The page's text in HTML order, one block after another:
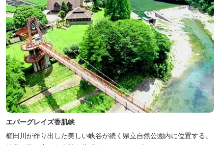
エバーグレイズ香肌峡
櫛田川が作り出した美しい峡谷が続く県立自然公園内に位置する。